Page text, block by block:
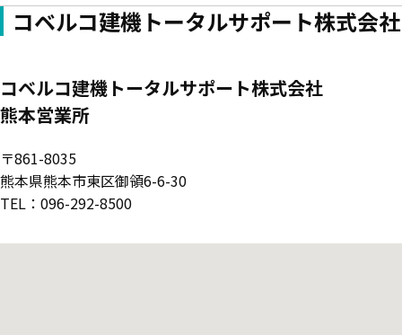
コベルコ建機トータルサポート株式会社
コベルコ建機トータルサポート株式会社
熊本営業所
〒861-8035
熊本県熊本市東区御領6-6-30
TEL：096-292-8500